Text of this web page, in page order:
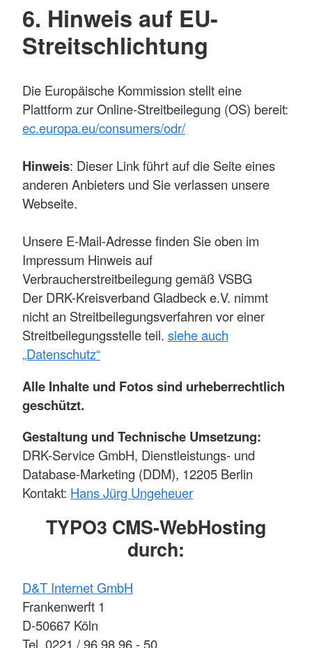
6. Hinweis auf EU-
Streitschlichtung
Die Europäische Kommission stellt eine
Plattform zur Online-Streitbeilegung (OS) bereit:
ec.europa.eu/consumers/odr/
Hinweis: Dieser Link führt auf die Seite eines
anderen Anbieters und Sie verlassen unsere
Webseite.
Unsere E-Mail-Adresse finden Sie oben im
Impressum Hinweis auf
Verbraucherstreitbeilegung gemäß VSBG
Der DRK-Kreisverband Gladbeck e.V. nimmt
nicht an Streitbeilegungsverfahren vor einer
Streitbeilegungsstelle teil. siehe auch
„Datenschutz“
Alle Inhalte und Fotos sind urheberrechtlich
geschützt.
Gestaltung und Technische Umsetzung:
DRK-Service GmbH, Dienstleistungs- und
Database-Marketing (DDM), 12205 Berlin
Kontakt: Hans Jürg Ungeheuer
TYPO3 CMS-WebHosting
durch:
D&T Internet GmbH
Frankenwerft 1
D-50667 Köln
Tel. 0221 / 96 98 96 - 50